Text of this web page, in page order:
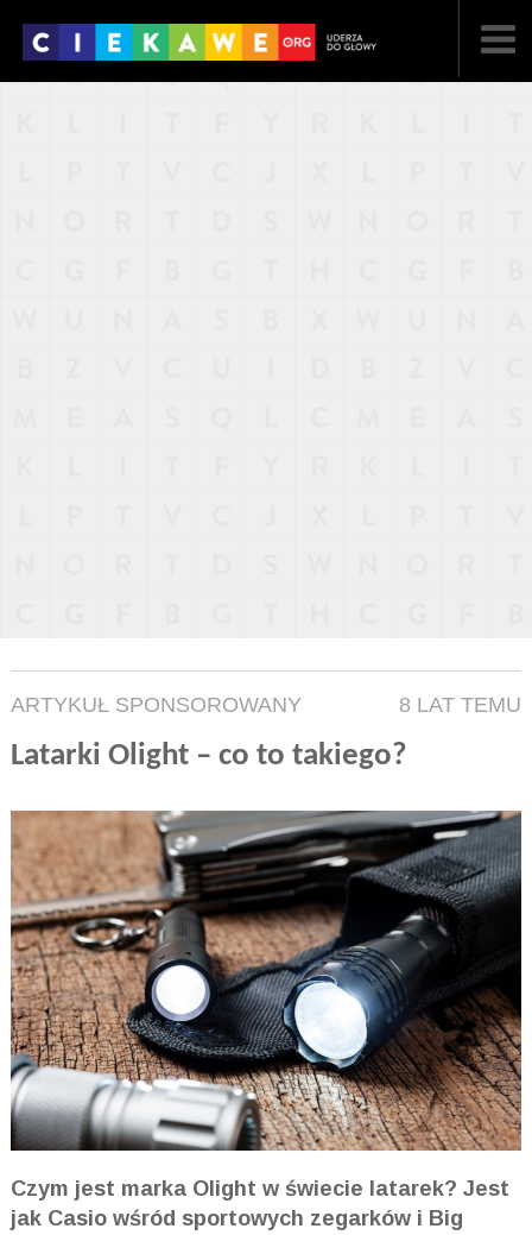
ARTYKUŁ SPONSOROWANY 8 LAT TEMU
Latarki Olight – co to takiego?
Czym jest marka Olight w świecie latarek? Jest
jak Casio wśród sportowych zegarków i Big